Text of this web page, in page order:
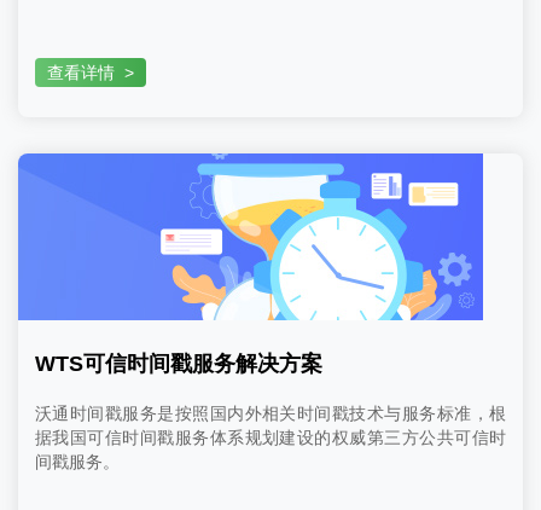
查看详情 >
WTS可信时间戳服务解决方案
沃通时间戳服务是按照国内外相关时间戳技术与服务标准，根
据我国可信时间戳服务体系规划建设的权威第三方公共可信时
间戳服务。